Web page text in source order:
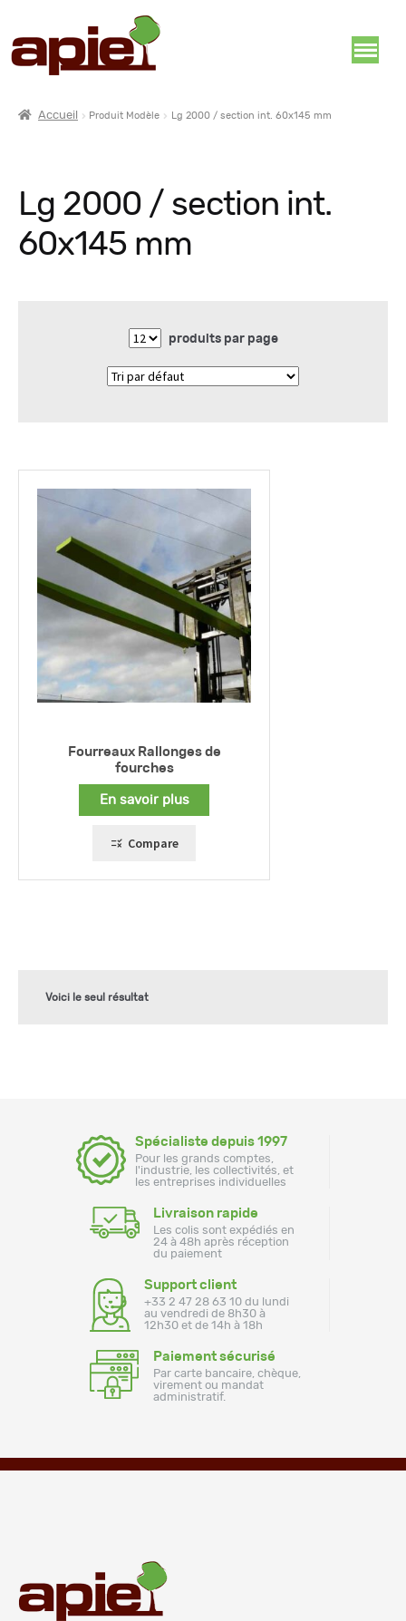
Accueil Produit Modèle Lg 2000 / section int. 60x145 mm
Lg 2000 / section int.
60x145 mm
produits par page
Fourreaux Rallonges de
fourches
En savoir plus
Compare
Voici le seul résultat
Spécialiste depuis 1997
Pour les grands comptes,
l'industrie, les collectivités, et
les entreprises individuelles
Livraison rapide
Les colis sont expédiés en
24 à 48h après réception
du paiement
Support client
+33 2 47 28 63 10 du lundi
au vendredi de 8h30 à
12h30 et de 14h à 18h
Paiement sécurisé
Par carte bancaire, chèque,
virement ou mandat
administratif.